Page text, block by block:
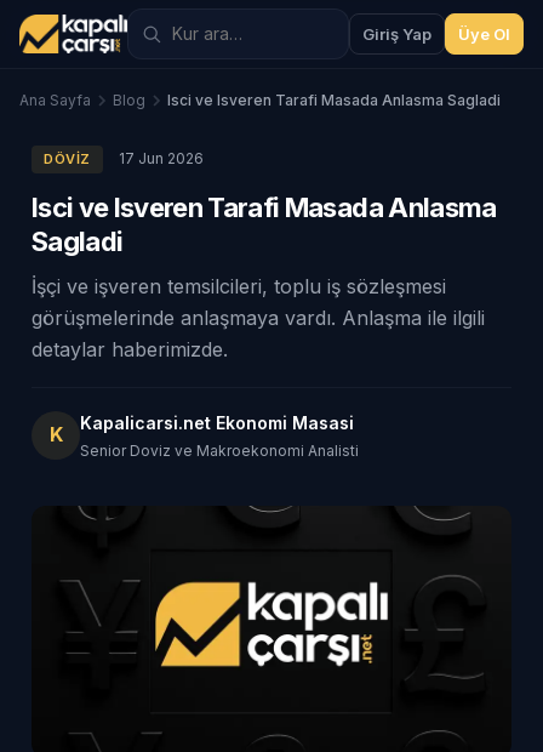
Giriş Yap Üye Ol
Ana Sayfa Blog Isci ve Isveren Tarafi Masada Anlasma Sagladi
DÖVIZ 17 Jun 2026
Isci ve Isveren Tarafi Masada Anlasma
Sagladi
İşçi ve işveren temsilcileri, toplu iş sözleşmesi
görüşmelerinde anlaşmaya vardı. Anlaşma ile ilgili
detaylar haberimizde.
K Kapalicarsi.net Ekonomi Masasi
Senior Doviz ve Makroekonomi Analisti